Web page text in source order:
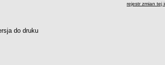
rejestr zmian tej